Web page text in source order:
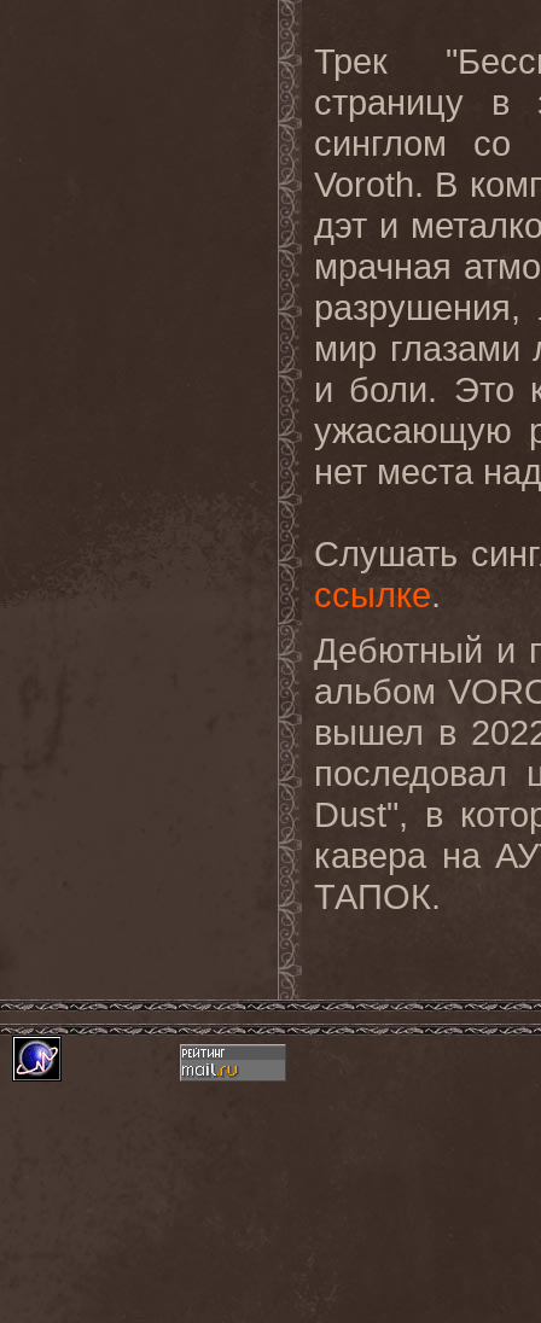
Трек
страницу в
синглом со
Voroth. В
дэт и
мрачная
мир глазами
и боли. Это
ужасающую
нет места
Слушать
ссылке.
Дебютный и
альбом
вышел в
последовал
Dust", в
кавера на
ТАПОК.